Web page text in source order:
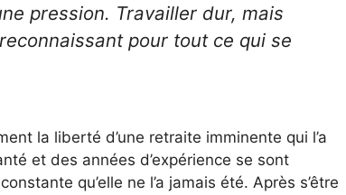
pression. Travailler dur, mais
pour tout ce qui se
la liberté d’une retraite imminente qui l’a
et des années d’expérience se sont
qu’elle ne l’a jamais été. Après s’être